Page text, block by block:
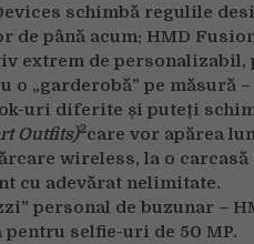
schimbă regulile
de până acum: HMD
extrem de
o „garderobă” pe măsură
uri diferite și puteți
Outfits)2care vor apărea
wireless, la o
cu adevărat nelimitate.
personal de buzunar –
pentru selfie-uri de 50 MP.